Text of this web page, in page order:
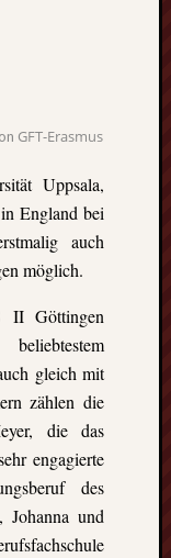
GFT-Erasmus
Uppsala,
England bei
auch
möglich.
II Göttingen
gleich mit
zählen die
die das
engagierte
des
Johanna und